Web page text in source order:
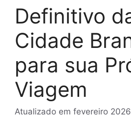
Definitivo
Cidade
para sua
Viagem
Atualizado em fevereiro 2026